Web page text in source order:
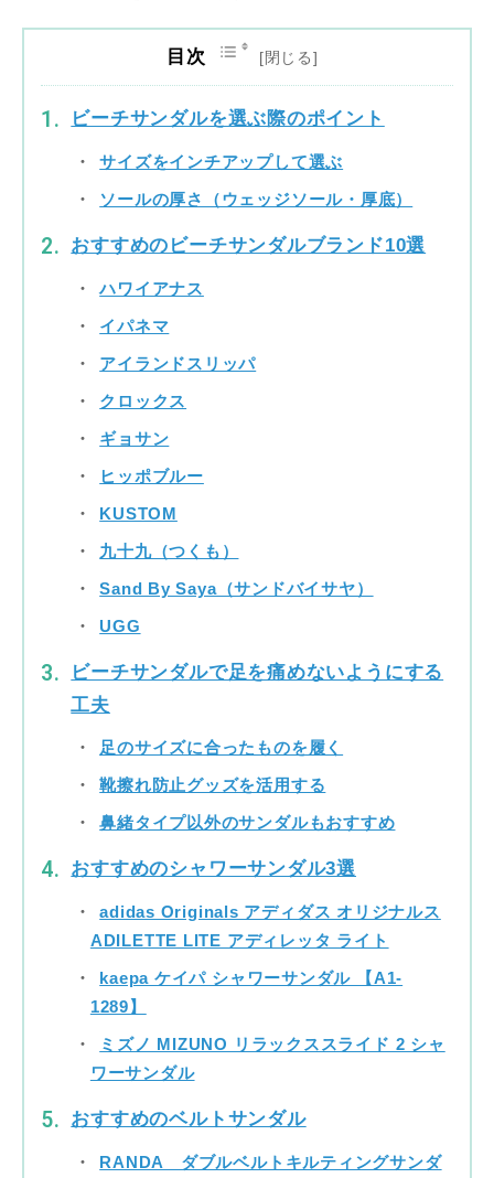
目次
ビーチサンダルを選ぶ際のポイント
サイズをインチアップして選ぶ
ソールの厚さ（ウェッジソール・厚底）
おすすめのビーチサンダルブランド10選
ハワイアナス
イパネマ
アイランドスリッパ
クロックス
ギョサン
ヒッポブルー
KUSTOM
九十九（つくも）
Sand By Saya（サンドバイサヤ）
UGG
ビーチサンダルで足を痛めないようにする
工夫
足のサイズに合ったものを履く
靴擦れ防止グッズを活用する
鼻緒タイプ以外のサンダルもおすすめ
おすすめのシャワーサンダル3選
adidas Originals アディダス オリジナルス
ADILETTE LITE アディレッタ ライト
kaepa ケイパ シャワーサンダル 【A1-
1289】
ミズノ MIZUNO リラックススライド 2 シャ
ワーサンダル
おすすめのベルトサンダル
RANDA ダブルベルトキルティングサンダ